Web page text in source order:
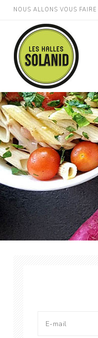
NOUS ALLONS VOUS